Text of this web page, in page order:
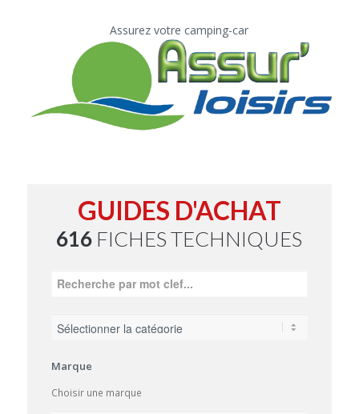
Assurez votre camping-car
GUIDES D'ACHAT
616 FICHES TECHNIQUES
Marque
Choisir une marque